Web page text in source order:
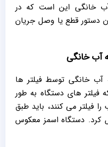
خانگی این است که در
دستور قطع یا وصل جریان
آب خانگی
آب خانگی توسط فیلتر ها
فیلتر های دستگاه به طور
فیلتر می کنند، باید طبق
کرد. دستگاه اسمز معکوس